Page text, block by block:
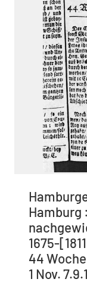
Hamburg
1675-
44
1 Nov.